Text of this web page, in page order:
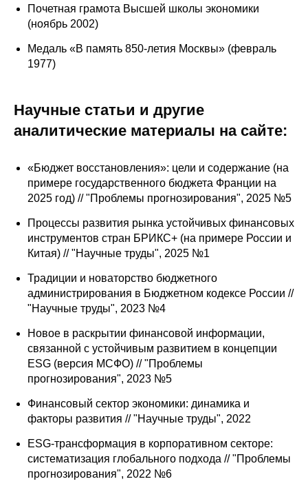
Оценка индекса промышленного
производства
экономика России»
Образование и карьера
Кафедра МФТИ
Кафедра МАДИ
Об аспирантуре
Поступление
Обучение
Нормативные документы
О совете
Почетная грамота Высшей школы экономики
(ноябрь 2002)
Медаль «В память 850-летия Москвы» (февраль
1977)
Научные статьи и другие
аналитические материалы на сайте:
«Бюджет восстановления»: цели и содержание (на
примере государственного бюджета Франции на
2025 год) // "Проблемы прогнозирования", 2025 №5
Процессы развития рынка устойчивых финансовых
инструментов стран БРИКС+ (на примере России и
Китая) // "Научные труды", 2025 №1
Традиции и новаторство бюджетного
администрирования в Бюджетном кодексе России //
"Научные труды", 2023 №4
Новое в раскрытии финансовой информации,
связанной с устойчивым развитием в концепции
ESG (версия МСФО) // "Проблемы
прогнозирования", 2023 №5
Финансовый сектор экономики: динамика и
факторы развития // "Научные труды", 2022
ESG-трансформация в корпоративном секторе:
систематизация глобального подхода // "Проблемы
прогнозирования", 2022 №6